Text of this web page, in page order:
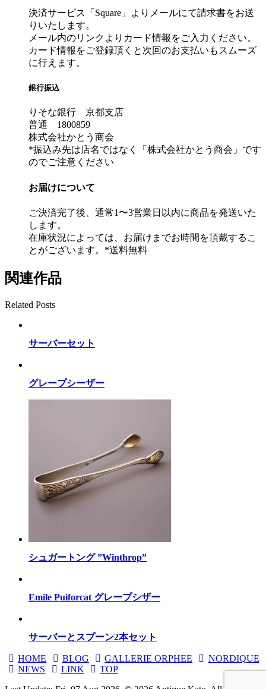
決済サービス「Square」よりメールにて請求書をお送
りいたします。
メール内のリンクよりカード情報をご入力ください。
カード情報をご登録頂くと次回のお支払いもスムーズ
に行えます。
銀行振込
りそな銀行 京都支店
普通 1800859
株式会社かとう商会
*振込み先は店名ではなく「株式会社かとう商会」です
のでご注意ください
お届けについて
ご決済完了後、通常1〜3営業日以内に商品を発送いた
します。
在庫状況によっては、お届けまでお時間を頂戴するこ
とがございます。*送料無料
関連作品
Related Posts
サーバーセット
グレープシーザー
シュガートング ”Winthrop”
Emile Puiforcat グレープシザー
サーバーとスプーン2本セット
HOME BLOG GALLERIE ORPHEE
NORDIQUE
NEWS
LINK
TOP